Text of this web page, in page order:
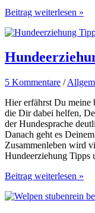
Intelligenzspielzeug
Beitrag weiterlesen »
5 Kommentare /
Hier erfährst Du meine
die Dir dabei helfen,
der Hundesprache
Danach geht es
Zusammenleben wird
Hundeerziehung Tipps
Hundeerziehung
und
Beitrag weiterlesen »